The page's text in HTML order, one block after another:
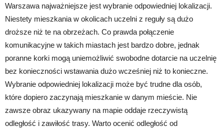
Warszawa najważniejsze jest wybranie odpowiedniej lokalizacji.
Niestety mieszkania w okolicach uczelni z reguły są dużo
droższe niż te na obrzeżach. Co prawda połączenie
komunikacyjne w takich miastach jest bardzo dobre, jednak
poranne korki mogą uniemożliwić swobodne dotarcie na uczelnię
bez konieczności wstawania dużo wcześniej niż to konieczne.
Wybranie odpowiedniej lokalizacji może być trudne dla osób,
które dopiero zaczynają mieszkanie w danym mieście. Nie
zawsze obraz ukazywany na mapie oddaje rzeczywistą
odległość i zawiłość trasy. Warto ocenić odległość od